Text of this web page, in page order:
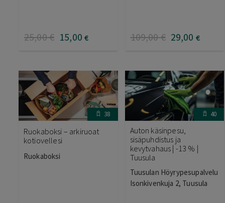
25,00€ 15,00 € 109,00€ 29,00 €
38
Ruokaboksi – arkiruoat
kotiovellesi
Ruokaboksi
40
Auton käsinpesu,
sisäpuhdistus ja
kevytvahaus | -13 % |
Tuusula
Tuusulan Höyrypesupalvelu
Isonkivenkuja 2, Tuusula